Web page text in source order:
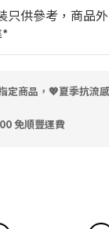
只供參考，商品
定商品，💖夏季抗流
免順豐運費